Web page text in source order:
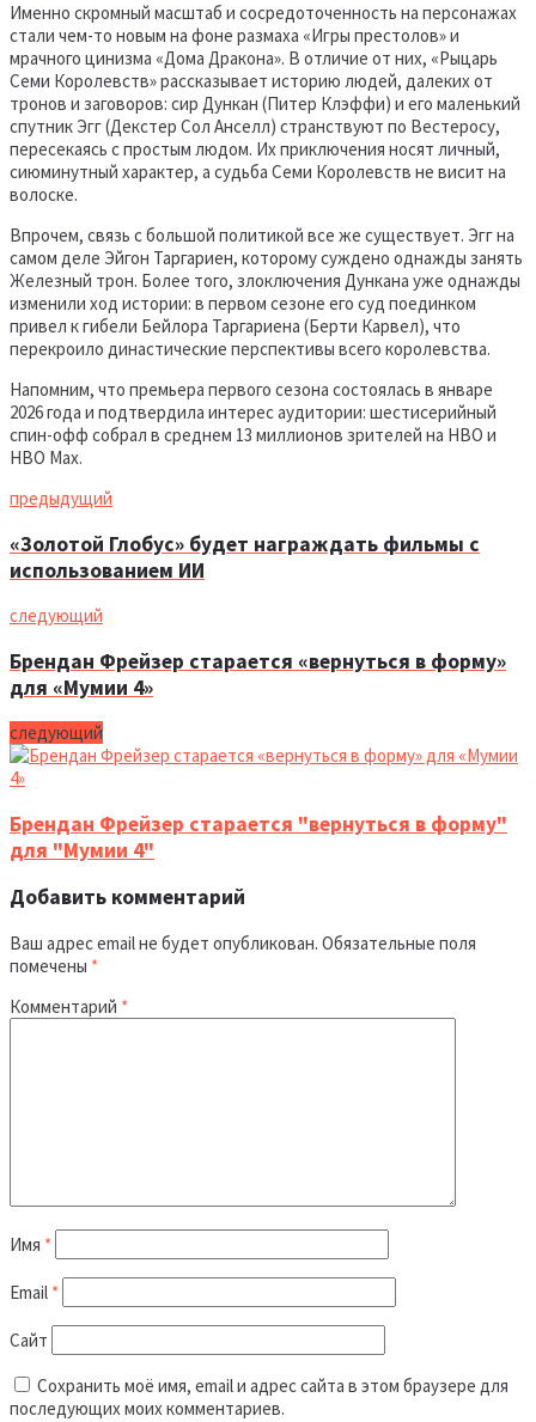
Именно скромный масштаб и сосредоточенность на персонажах
стали чем-то новым на фоне размаха «Игры престолов» и
мрачного цинизма «Дома Дракона». В отличие от них, «Рыцарь
Семи Королевств» рассказывает историю людей, далеких от
тронов и заговоров: сир Дункан (Питер Клэффи) и его маленький
спутник Эгг (Декстер Сол Анселл) странствуют по Вестеросу,
пересекаясь с простым людом. Их приключения носят личный,
сиюминутный характер, а судьба Семи Королевств не висит на
волоске.
Впрочем, связь с большой политикой все же существует. Эгг на
самом деле Эйгон Таргариен, которому суждено однажды занять
Железный трон. Более того, злоключения Дункана уже однажды
изменили ход истории: в первом сезоне его суд поединком
привел к гибели Бейлора Таргариена (Берти Карвел), что
перекроило династические перспективы всего королевства.
Напомним, что премьера первого сезона состоялась в январе
2026 года и подтвердила интерес аудитории: шестисерийный
спин-офф собрал в среднем 13 миллионов зрителей на HBO и
HBO Max.
предыдущий
«Золотой Глобус» будет награждать фильмы с
использованием ИИ
следующий
Брендан Фрейзер старается «вернуться в форму»
для «Мумии 4»
следующий
Брендан Фрейзер старается "вернуться в форму"
для "Мумии 4"
Добавить комментарий
Ваш адрес email не будет опубликован. Обязательные поля
помечены *
Комментарий *
Имя *
Email *
Сайт
Сохранить моё имя, email и адрес сайта в этом браузере для
последующих моих комментариев.